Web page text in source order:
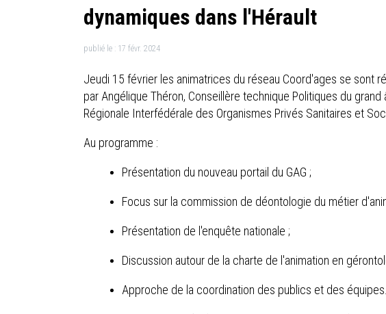
dynamiques dans l'Hérault
publié le : 17 févr. 2024
Jeudi 15 février les animatrices du réseau Coord'ages se sont
par Angélique Théron, Conseillère technique Politiques du grand
Régionale Interfédérale des Organismes Privés Sanitaires et
Au programme :
Présentation du nouveau portail du GAG ;
Focus sur la commission de déontologie du métier
Présentation de l'enquête nationale ;
Discussion autour de la charte de l'animation en
Approche de la coordination des publics et des équipes.